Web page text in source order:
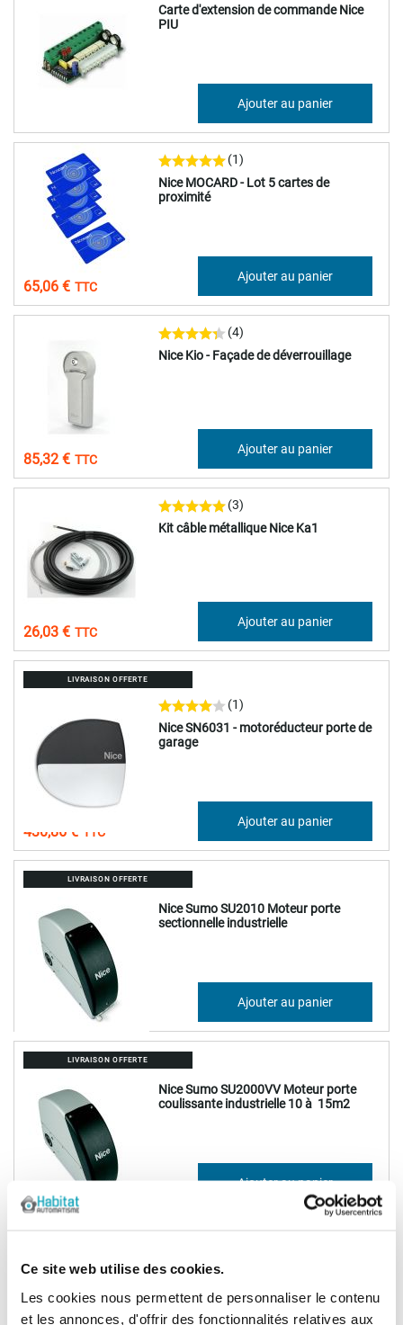
Ce site web utilise des cookies.
Les cookies nous permettent de personnaliser le contenu
et les annonces, d'offrir des fonctionnalités relatives aux
Carte d'extension de commande Nice
PIU
Ajouter au panier
Nice MOCARD - Lot 5 cartes de
proximité
(1)
65,06 €
Ajouter au panier
Nice Kio - Façade de déverrouillage
(4)
85,32 €
Ajouter au panier
Kit câble métallique Nice Ka1
(3)
26,03 €
Ajouter au panier
LIVRAISON OFFERTE
Nice SN6031 - motoréducteur porte de
garage
(1)
430,86 €
Ajouter au panier
LIVRAISON OFFERTE
Nice Sumo SU2010 Moteur porte
sectionnelle industrielle
794,01 € Ajouter au panier
LIVRAISON OFFERTE
Nice Sumo SU2000VV Moteur porte
coulissante industrielle 10 à 15m2
779,31 €
649,42 € Ajouter au panier
Nice Sumo SU2000V Moteur porte